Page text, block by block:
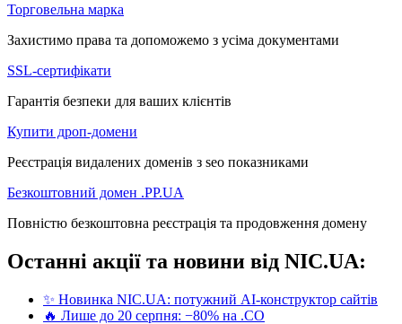
Торговельна марка
Захистимо права та допоможемо з усіма документами
SSL-сертифікати
Гарантія безпеки для ваших клієнтів
Купити дроп-домени
Реєстрація видалених доменів з seo показниками
Безкоштовний домен .PP.UA
Повністю безкоштовна реєстрація та продовження домену
Останні акції та новини від NIC.UA:
✨ Новинка NIC.UA: потужний AI-конструктор сайтів
🔥 Лише до 20 серпня: −80% на .CO